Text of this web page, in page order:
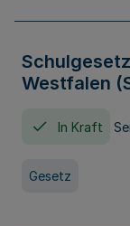
Westfalen
In Kraft
Gesetz